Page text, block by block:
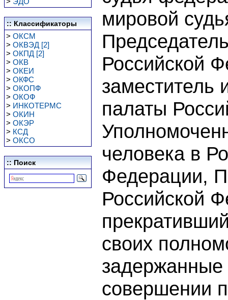
:: Классификаторы
> ОКСМ
> ОКВЭД [2]
> ОКПД [2]
> ОКВ
> ОКЕИ
> ОКФС
> ОКОПФ
> ОКОФ
> ИНКОТЕРМС
> ОКИН
> ОКЭР
> КСД
> ОКСО
:: Поиск
мировой
Российской
заместитель
палаты
человека в
Федерации,
Российской
своих
совершении